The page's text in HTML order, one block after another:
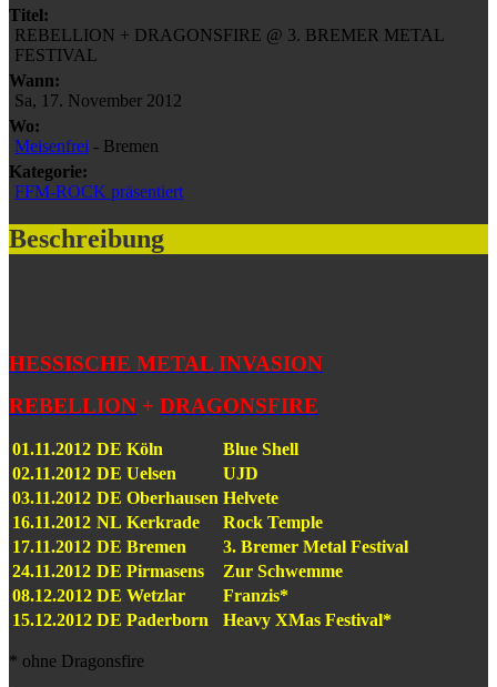
Titel:
REBELLION + DRAGONSFIRE @ 3. BREMER METAL
FESTIVAL
Wann:
Sa, 17. November 2012
Wo:
Meisenfrei - Bremen
Kategorie:
FFM-ROCK präsentiert
Beschreibung
HESSISCHE METAL INVASION
REBELLION + DRAGONSFIRE
01.11.2012 DE Köln
Blue Shell
02.11.2012 DE Uelsen
UJD
03.11.2012 DE Oberhausen Helvete
16.11.2012 NL Kerkrade
Rock Temple
17.11.2012 DE Bremen
3. Bremer Metal Festival
24.11.2012 DE Pirmasens
Zur Schwemme
08.12.2012 DE Wetzlar
Franzis*
15.12.2012 DE Paderborn Heavy XMas Festival*
* ohne Dragonsfire